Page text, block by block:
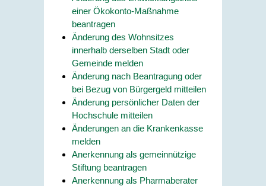
einer Ökokonto-Maßnahme
beantragen
Änderung des Wohnsitzes
innerhalb derselben Stadt oder
Gemeinde melden
Änderung nach Beantragung oder
bei Bezug von Bürgergeld mitteilen
Änderung persönlicher Daten der
Hochschule mitteilen
Änderungen an die Krankenkasse
melden
Anerkennung als gemeinnützige
Stiftung beantragen
Anerkennung als Pharmaberater